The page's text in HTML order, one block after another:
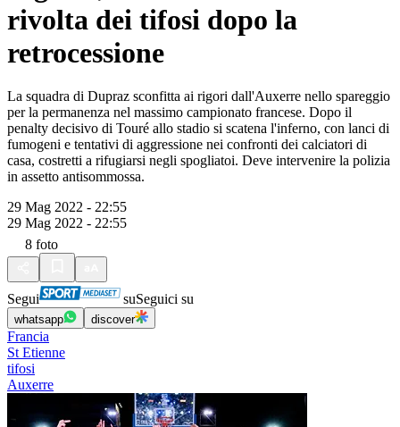
rivolta dei tifosi dopo la
retrocessione
La squadra di Dupraz sconfitta ai rigori dall'Auxerre nello spareggio
per la permanenza nel massimo campionato francese. Dopo il
penalty decisivo di Touré allo stadio si scatena l'inferno, con lanci di
fumogeni e tentativi di aggressione nei confronti dei calciatori di
casa, costretti a rifugiarsi negli spogliatoi. Deve intervenire la polizia
in assetto antisommossa.
29 Mag 2022 - 22:55
29 Mag 2022 - 22:55
8 foto
Segui suSeguici su
whatsapp discover
Francia
St Etienne
tifosi
Auxerre